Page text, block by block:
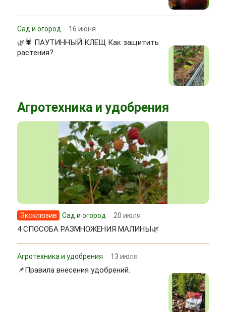
Сад и огород 16 июня
🌿🕷 ПАУТИННЫЙ КЛЕЩ Как защитить
растения?
Агротехника и удобрения
Эксклюзив Сад и огород 20 июля
4 СПОСОБА РАЗМНОЖЕНИЯ МАЛИНЫ🌿
Агротехника и удобрения 13 июля
📌Правила внесения удобрений.